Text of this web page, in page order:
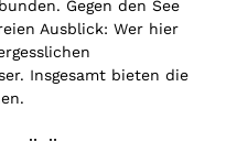
Gegen den See
Ausblick: Wer hier
Insgesamt bieten die